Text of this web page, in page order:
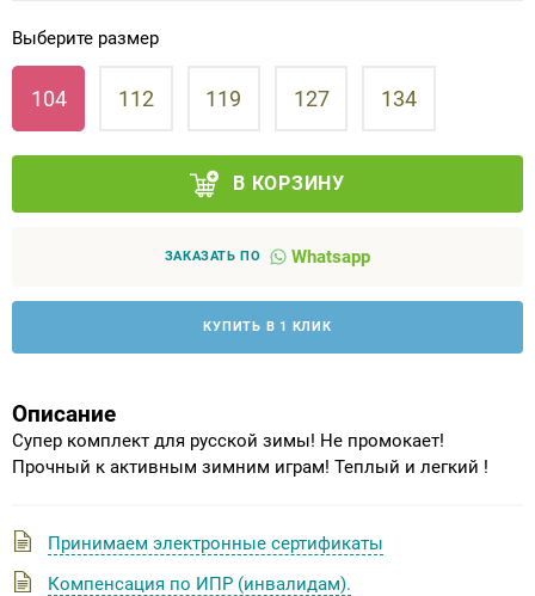
Выберите размер
104 112 119 127 134
В КОРЗИНУ
ЗАКАЗАТЬ ПО Whatsapp
КУПИТЬ В 1 КЛИК
Описание
Супер комплект для русской зимы! Не промокает!
Прочный к активным зимним играм! Теплый и легкий !
Принимаем электронные сертификаты
Компенсация по ИПР (инвалидам).
Аппараты на суставы
Санитарные приспособления для
инвалидов
Противопролежневые матрасы, подушки
ОПОРЫ, ВЕРТИКАЛИЗАТОРЫ, Оборудование
Индивидуальное изготовление